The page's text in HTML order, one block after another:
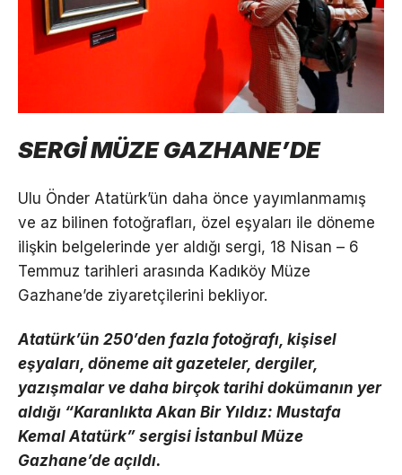
SERGİ MÜZE GAZHANE’DE
Ulu Önder Atatürk’ün daha önce yayımlanmamış
ve az bilinen fotoğrafları, özel eşyaları ile döneme
ilişkin belgelerinde yer aldığı sergi, 18 Nisan – 6
Temmuz tarihleri arasında Kadıköy Müze
Gazhane’de ziyaretçilerini bekliyor.
Atatürk’ün 250’den fazla fotoğrafı, kişisel
eşyaları, döneme ait gazeteler, dergiler,
yazışmalar ve daha birçok tarihi dokümanın yer
aldığı “Karanlıkta Akan Bir Yıldız: Mustafa
Kemal Atatürk” sergisi İstanbul Müze
Gazhane’de açıldı.